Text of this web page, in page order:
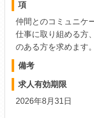
項
仲間とのコミュニケ
仕事に取り組める方
のある方を求めます。
備考
求人有効期限
2026年8月31日